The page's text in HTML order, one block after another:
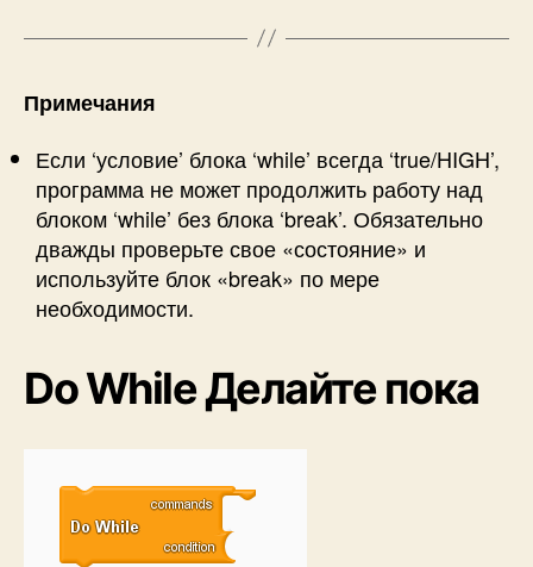
Примечания
Если ‘условие’ блока ‘while’ всегда ‘true/HIGH’,
программа не может продолжить работу над
блоком ‘while’ без блока ‘break’. Обязательно
дважды проверьте свое «состояние» и
используйте блок «break» по мере
необходимости.
Do WhileДелайте пока